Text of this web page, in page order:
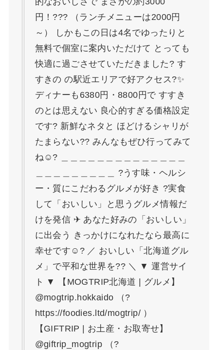
円！??? （ランチメニューは2000円
～） しかもこの日は4名でゆったりと
無料で個室に案内いただけて とっても
快適に過ごさせていただきました? す
すきの の駅近エリアで好アクセス?✨
ディナーも6380円・8800円で すすき
のとは思えない 良心的すぎる価格設定
です? 新鮮なネタと ほどけるシャリが
たまらない?? みんなもぜひ行ってみて
ね☺? ＿＿＿＿＿＿＿＿＿＿＿＿＿＿
＿＿＿＿＿＿＿＿＿ ?うす味・ヘルシ
ー・質にこだわるグルメが好き ?実食
して「おいしい」と思うグルメ情報だ
けを発信 ✈ あなた好みの「おいしい」
に出会う きっかけになれたなら最高に
幸せです☺? ／ おいしい「北海道グル
メ」で平和な世界を?? ＼ ▼ 運営サイ
ト ▼ 【MOGTRIP北海道 | グルメ】
@mogtrip.hokkaido （?
https://foodies.ltd/mogtrip/ ）
【GIFTRIP | お土産・お取寄せ】
@giftrip_mogtrip （?